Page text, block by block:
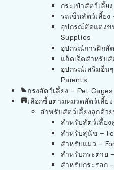
กระเป๋าสัตว์เลี้ย
รถเข็นสัตว์เลี้ยง
อุปกรณ์ตัดแต่งข
Supplies
อุปกรณ์การฝึกสั
แก็ดเจ็ตสำหรับ
อุปกรณ์เสริมอื่น
Parents
กรงสัตว์เลี้ยง – Pet Cages
เลือกซื้อตามหมวดสัตว์เลี้ย
สำหรับสัตว์เลี้ยงลูกด้ว
สำหรับสัตว์เลี้ย
สำหรับสุนัข –
สำหรับแมว –
สำหรับกระต่าย
สำหรับกระรอก